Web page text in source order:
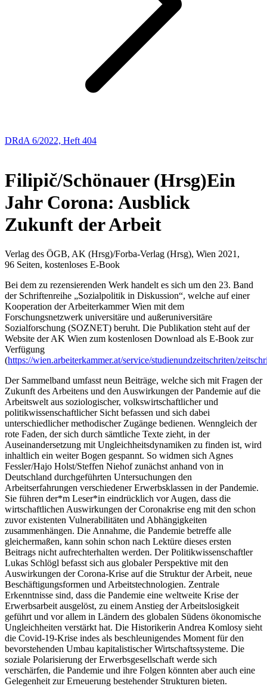
DRdA 6/2022, Heft 404
Filipič/Schönauer (Hrsg)Ein
Jahr Corona: Ausblick
Zukunft der Arbeit
Verlag des ÖGB, AK (Hrsg)/Forba-Verlag (Hrsg), Wien 2021,
96 Seiten, kostenloses E-Book
Bei dem zu rezensierenden Werk handelt es sich um den 23. Band
der Schriftenreihe „Sozialpolitik in Diskussion“, welche auf einer
Kooperation der Arbeiterkammer Wien mit dem
Forschungsnetzwerk universitäre und außeruniversitäre
Sozialforschung (SOZNET) beruht. Die Publikation steht auf der
Website der AK Wien zum kostenlosen Download als E-Book zur
Verfügung
(https://wien.arbeiterkammer.at/service/studienundzeitschriten/
Der Sammelband umfasst neun Beiträge, welche sich mit Fragen der
Zukunft des Arbeitens und den Auswirkungen der Pandemie auf die
Arbeitswelt aus soziologischer, volkswirtschaftlicher und
politikwissenschaftlicher Sicht befassen und sich dabei
unterschiedlicher methodischer Zugänge bedienen. Wenngleich der
rote Faden, der sich durch sämtliche Texte zieht, in der
Auseinandersetzung mit Ungleichheitsdynamiken zu finden ist, wird
inhaltlich ein weiter Bogen gespannt. So widmen sich Agnes
Fessler/Hajo Holst/Steffen Niehofzunächst anhand von in
Deutschland durchgeführten Untersuchungen den
Arbeitserfahrungen verschiedener Erwerbsklassen in der Pandemie.
Sie führen der*m Leser*in eindrücklich vor Augen, dass die
wirtschaftlichen Auswirkungen der Coronakrise eng mit den schon
zuvor existenten Vulnerabilitäten und Abhängigkeiten
zusammenhängen. Die Annahme, die Pandemie betreffe alle
gleichermaßen, kann sohin schon nach Lektüre dieses ersten
Beitrags nicht aufrechterhalten werden. Der Politikwissenschaftler
Lukas Schlögl befasst sich aus globaler Perspektive mit den
Auswirkungen der Corona-Krise auf die Struktur der Arbeit, neue
Beschäftigungsformen und Arbeitstechnologien. Zentrale
Erkenntnisse sind, dass die Pandemie eine weltweite Krise der
Erwerbsarbeit ausgelöst, zu einem Anstieg der Arbeitslosigkeit
geführt und vor allem in Ländern des globalen Südens ökonomische
Ungleichheiten verstärkt hat. Die Historikerin Andrea Komlosy sieht
die Covid-19-Krise indes als beschleunigendes Moment für den
bevorstehenden Umbau kapitalistischer Wirtschaftssysteme. Die
soziale Polarisierung der Erwerbsgesellschaft werde sich
verschärfen, die Pandemie und ihre Folgen könnten aber auch eine
Gelegenheit zur Erneuerung bestehender Strukturen bieten.